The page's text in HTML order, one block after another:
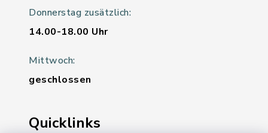
Donnerstag zusätzlich:
14.00-18.00 Uhr
Mittwoch:
geschlossen
Quicklinks